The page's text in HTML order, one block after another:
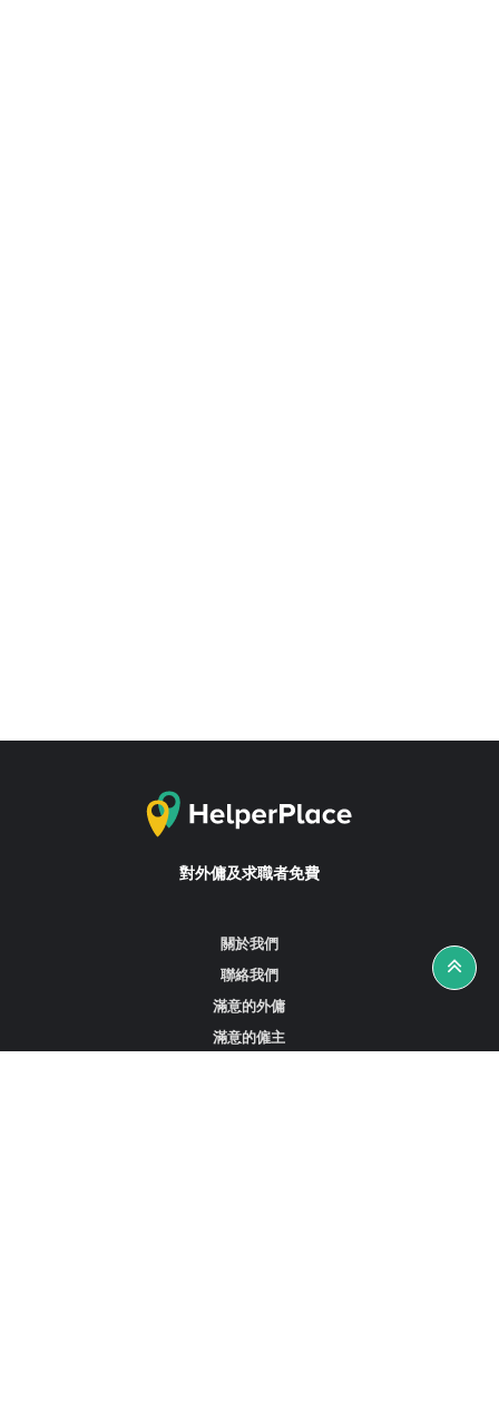
對外傭及求職者免費
關於我們
聯絡我們
滿意的外傭
滿意的僱主